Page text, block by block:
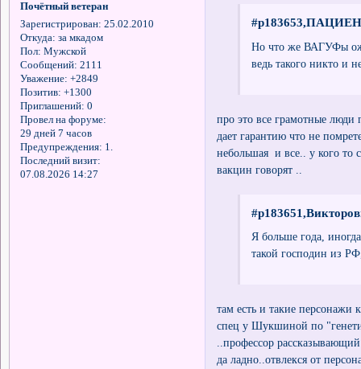
Почётный ветеран
Зарегистрирован: 25.02.2010
Откуда: за мкадом
Пол: Мужской
Сообщений: 2111
Уважение: +2849
Позитив: +1300
Приглашений: 0
Провел на форуме:
29 дней 7 часов
Предупреждения: 1.
Последний визит:
07.08.2026 14:27
Но что же ВАГУФы
ведь такого никто и
про это все грамотные
дает гарантию что не
небольшая и все.. у кого то
вакцин говорят ..
Я больше года,
такой господин из
там есть и такие
спец у Шукшиной по
..профессор
да ладно..отвлекся от